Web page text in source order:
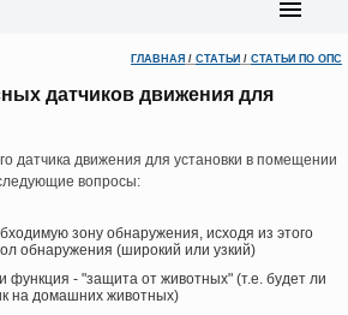
ГЛАВНАЯ / СТАТЬИ / СТАТЬИ ПО ОПС
датчиков движения для
датчика движения для установки в помещении
вопросы:
зону обнаружения, исходя из этого
обнаружения (широкий или узкий)
функция - "защита от животных" (т.е. будет ли
на домашних животных)